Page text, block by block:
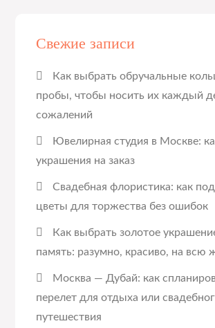
Свежие записи
Как выбрать обручальные
пробы, чтобы носить их каждый
сожалений
Ювелирная студия в Москве:
украшения на заказ
Свадебная флористика: как
цветы для торжества без ошибок
Как выбрать золотое
память: разумно, красиво, на всю
Москва — Дубай: как
перелет для отдыха или
путешествия